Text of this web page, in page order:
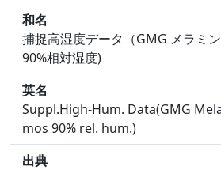
和名
捕捉高湿度データ（GMG メラミ
90%相対湿度)
英名
Suppl.High-Hum. Data(GMG
mos 90% rel. hum.)
出典